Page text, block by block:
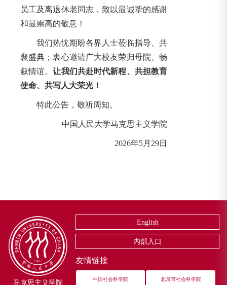
员工及离退休老同志，致以最诚挚的感谢
和最崇高的敬意！
我们热忱期盼各界人士莅临指导、共
襄盛典；衷心邀请广大校友荣归母院、畅
叙情谊。让我们共赴时代新程、共担教育
使命、共写人大荣光！
特此公告，敬祈周知。
中国人民大学马克思主义学院
2026年5月29日
马克思主义学院
English
内部入口
友情链接
中国社会科学院 北京市社会科学院